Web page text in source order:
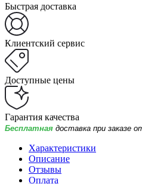
Быстрая доставка
Клиентский сервис
Доступные цены
Гарантия качества
Бесплатная доставка при заказе
Характеристики
Описание
Отзывы
Оплата